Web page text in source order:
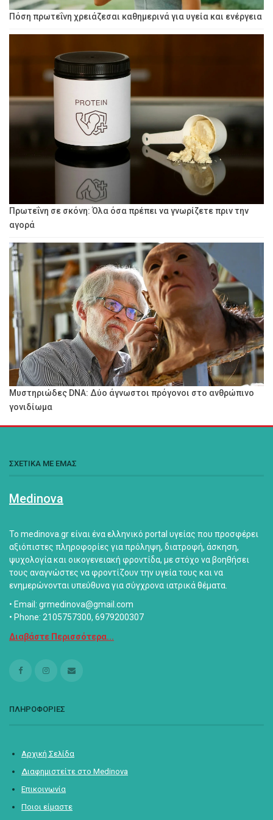
Πόση πρωτεΐνη χρειάζεσαι καθημερινά για υγεία και ενέργεια
Πρωτεΐνη σε σκόνη: Όλα όσα πρέπει να γνωρίζετε πριν την
αγορά
Μυστηριώδες DNA: Δύο άγνωστοι πρόγονοι στο ανθρώπινο
γονιδίωμα
ΣΧΕΤΙΚΑ ΜΕ ΕΜΑΣ
Medinova
Το medinova.gr είναι ένα ελληνικό portal υγείας που προσφέρει
αξιόπιστες πληροφορίες για πρόληψη, διατροφή, άσκηση,
ψυχολογία και οικογενειακή φροντίδα, με στόχο να βοηθήσει
τους αναγνώστες να φροντίζουν την υγεία τους και να
ενημερώνονται υπεύθυνα για σύγχρονα ιατρικά θέματα.
• Email: grmedinova@gmail.com
• Phone: 2105757300, 6979200307
Διαβάστε Περισσότερα...
ΠΛΗΡΟΦΟΡΙΕΣ
Αρχική Σελίδα
Διαφημιστείτε στο Medinova
Επικοινωνία
Ποιοι είμαστε